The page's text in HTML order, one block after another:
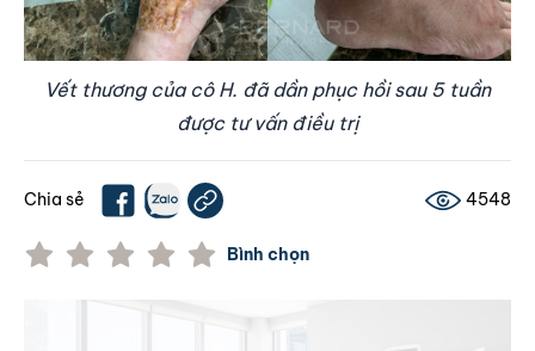
Vết thương của cô H. đã dần phục hồi sau 5 tuần
được tư vấn điều trị
Chia sẻ 4548
Bình chọn